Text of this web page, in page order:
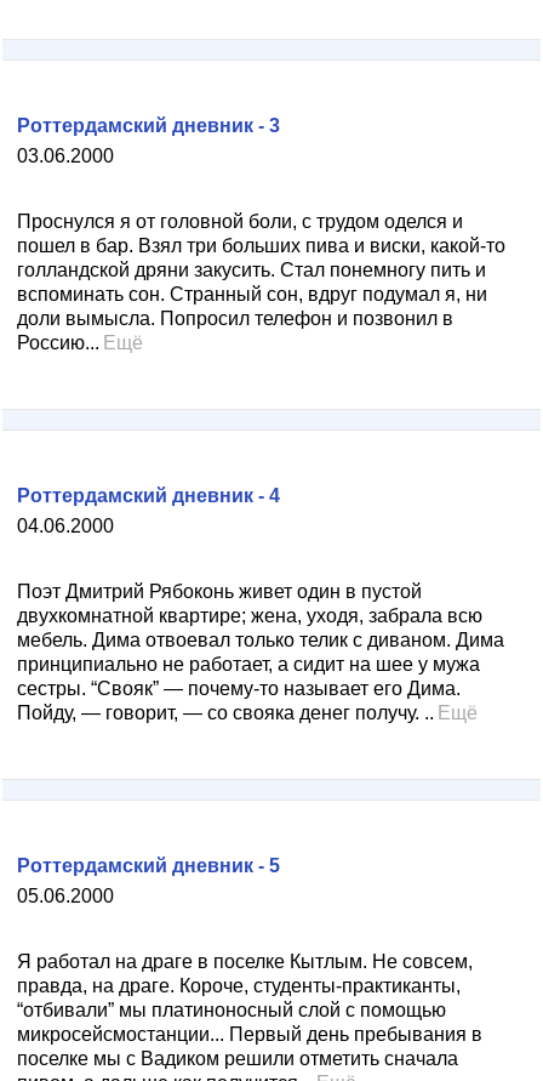
03.06.2000
Роттердамский дневник - 3
Проснулся я от головной боли, с трудом оделся и
пошел в бар. Взял три больших пива и виски, какой-то
голландской дряни закусить. Стал понемногу пить и
вспоминать сон. Странный сон, вдруг подумал я, ни
доли вымысла. Попросил телефон и позвонил в
Россию... Ещё
04.06.2000
Роттердамский дневник - 4
Поэт Дмитрий Рябоконь живет один в пустой
двухкомнатной квартире; жена, уходя, забрала всю
мебель. Дима отвоевал только телик с диваном. Дима
принципиально не работает, а сидит на шее у мужа
сестры. “Свояк” — почему-то называет его Дима.
Пойду, — говорит, — со свояка денег получу. .. Ещё
05.06.2000
Роттердамский дневник - 5
Я работал на драге в поселке Кытлым. Не совсем,
правда, на драге. Короче, студенты-практиканты,
“отбивали” мы платиноносный слой с помощью
микросейсмостанции... Первый день пребывания в
поселке мы с Вадиком решили отметить сначала